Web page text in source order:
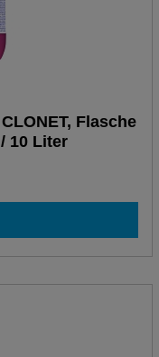
Flasche
10 Liter